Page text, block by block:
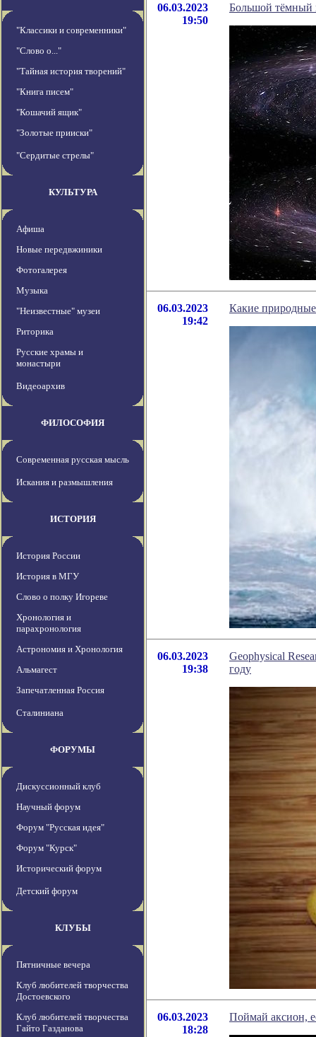
"Классики и современники"
"Слово о..."
"Тайная история творений"
"Книга писем"
"Кошачий ящик"
"Золотые прииски"
"Сердитые стрелы"
КУЛЬТУРА
Афиша
Новые передвжиники
Фотогалерея
Музыка
"Неизвестные" музеи
Риторика
Русские храмы и
монастыри
Видеоархив
ФИЛОСОФИЯ
Современная русская мысль
Искания и размышления
ИСТОРИЯ
История России
История в МГУ
Слово о полку Игореве
Хронология и
парахронология
Астрономия и Хронология
Альмагест
Запечатленная Россия
Сталиниана
ФОРУМЫ
Дискуссионный клуб
Научный форум
Форум "Русская идея"
Форум "Курск"
Исторический форум
Детский форум
КЛУБЫ
Пятничные вечера
Клуб любителей творчества
Достоевского
Клуб любителей творчества
Гайто Газданова
06.03.2023
19:50
Большой тёмный
06.03.2023
19:42
Какие
06.03.2023
19:38
Geophysical
году
06.03.2023
18:28
Поймай аксион,